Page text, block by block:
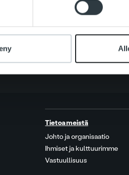
you’ve provided to them or that
Tietoa meistä
Johto ja organisaatio
Ihmiset ja kulttuurimme
Vastuullisuus